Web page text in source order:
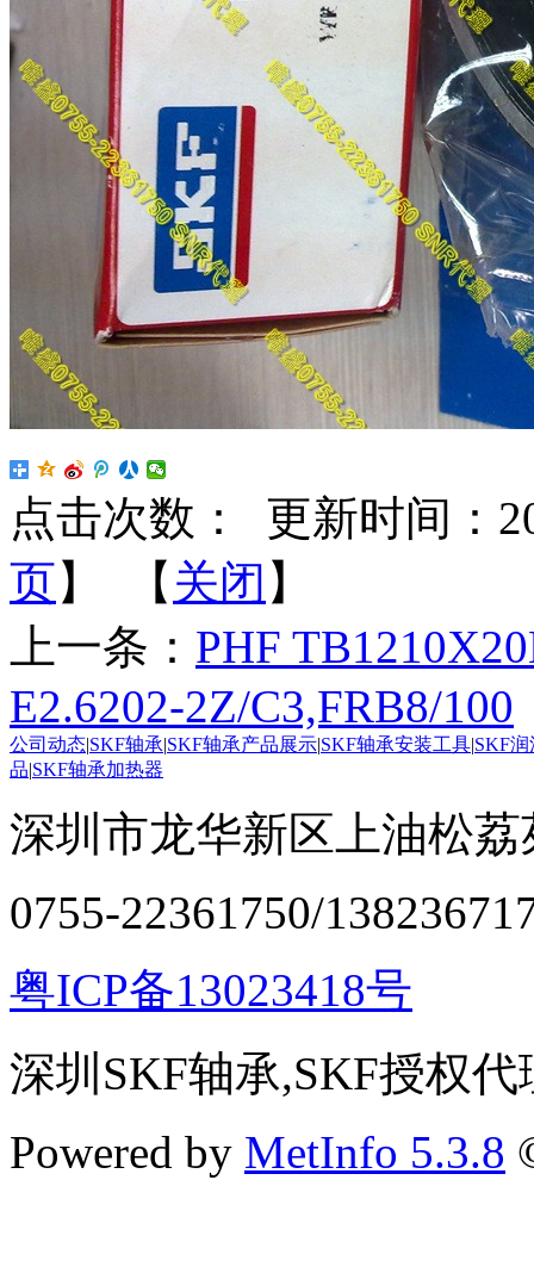
点击次数：
更新时间：
页】 【 关闭 】
上一条： PHF
E2.6202-2Z/C3,FRB8/100
公司动态|SKF轴承|SKF轴承产品展示|SKF轴承安装工具|SKF
品|SKF轴承加热器
深圳市龙华新区上油松
0755-22361750/
粤ICP备13023418号
深圳SKF轴承,SKF授权
Powered by MetInfo 5.3.8